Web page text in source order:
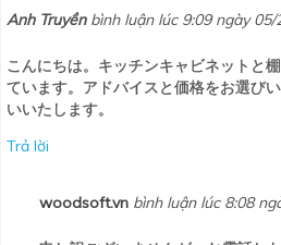
Anh Truyền bình luận lúc 9:09 ngày 05/
こんにちは。キッチンキャビネットと
ています。アドバイスと価格をお選び
いいたします。
Trả lời
woodsoft.vn bình luận lúc 8:08